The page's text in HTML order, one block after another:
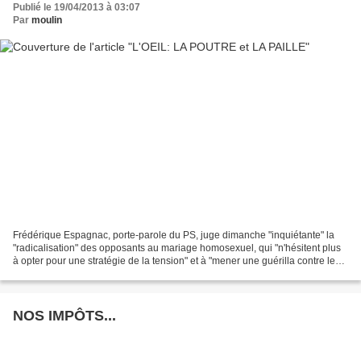
Publié le 19/04/2013 à 03:07
Par moulin
Frédérique Espagnac, porte-parole du PS, juge dimanche "inquiétante" la
"radicalisation" des opposants au mariage homosexuel, qui "n'hésitent plus
à opter pour une stratégie de la tension" et à "mener une guérilla contre les
NOS IMPÔTS...